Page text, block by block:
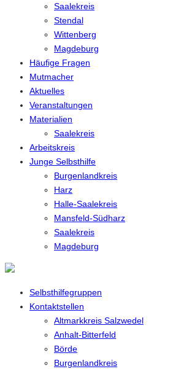
Saalekreis
Stendal
Wittenberg
Magdeburg
Häufige Fragen
Mutmacher
Aktuelles
Veranstaltungen
Materialien
Saalekreis
Arbeitskreis
Junge Selbsthilfe
Burgenlandkreis
Harz
Halle-Saalekreis
Mansfeld-Südharz
Saalekreis
Magdeburg
Selbsthilfegruppen
Kontaktstellen
Altmarkkreis Salzwedel
Anhalt-Bitterfeld
Börde
Burgenlandkreis